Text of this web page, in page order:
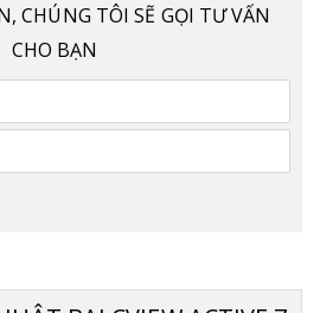
CHÚNG TÔI SẼ GỌI TƯ VẤN
CHO BẠN